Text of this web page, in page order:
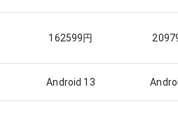
162599円
Android 13